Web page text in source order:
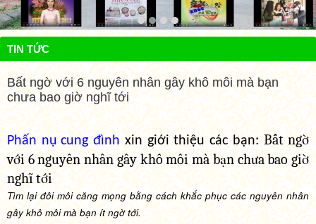
TIN TỨC
Bất ngờ với 6 nguyên nhân gây khô môi mà bạn
chưa bao giờ nghĩ tới
Phấn nụ cung đình xin giới thiệu các bạn:Bất ngờ
với 6 nguyên nhân gây khô môi mà bạn chưa bao giờ
nghĩ tới
Tìm lại đôi môi căng mọng bằng cách khắc phục các nguyên nhân
gây khô môi mà bạn ít ngờ tới.